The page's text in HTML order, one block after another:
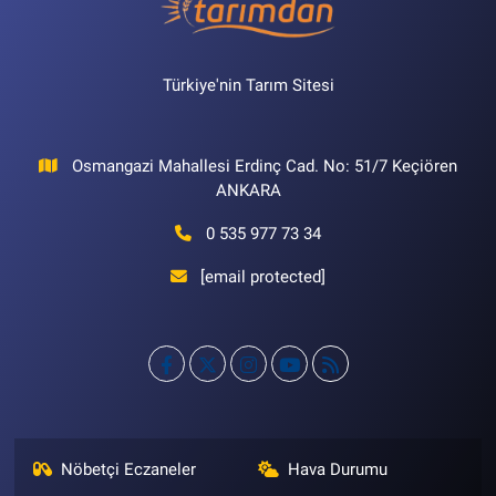
Türkiye'nin Tarım Sitesi
Osmangazi Mahallesi Erdinç Cad. No: 51/7 Keçiören
ANKARA
0 535 977 73 34
[email protected]
Nöbetçi Eczaneler Hava Durumu